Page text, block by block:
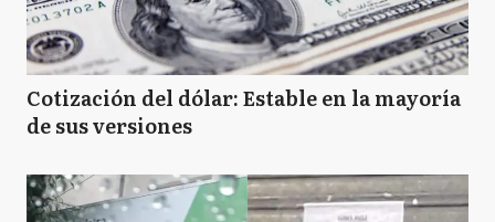
Cotización del dólar: Estable en la mayoría
de sus versiones